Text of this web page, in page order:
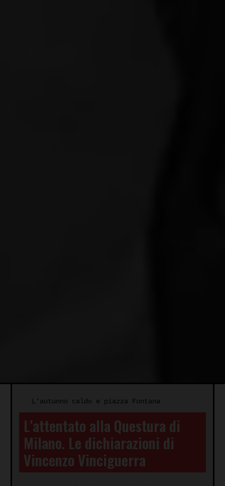
L’autunno caldo e piazza Fontana
L’attentato alla Questura di
Milano. Le dichiarazioni di
Vincenzo Vinciguerra